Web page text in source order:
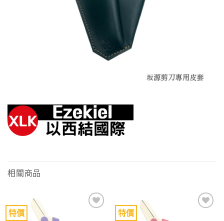
相關商品
特價 特價